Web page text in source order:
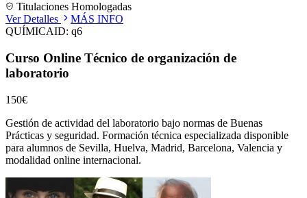
Titulaciones Homologadas
Ver Detalles
MÁS INFO
QUÍMICAID: q6
Curso Online Técnico de organización de
laboratorio
150€
Gestión de actividad del laboratorio bajo normas de Buenas
Prácticas y seguridad. Formación técnica especializada disponible
para alumnos de Sevilla, Huelva, Madrid, Barcelona, Valencia y
modalidad online internacional.